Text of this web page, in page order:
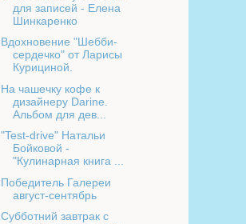
для записей - Елена
Шинкаренко
Вдохновение "Шебби-
сердечко" от Ларисы
Курициной.
На чашечку кофе к
дизайнеру Darine.
Альбом для дев...
"Test-drive" Натальи
Бойковой -
"Кулинарная книга ...
Победитель Галереи
август-сентябрь
Субботний завтрак с